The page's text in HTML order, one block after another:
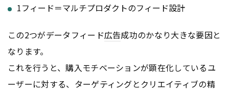
1フィード＝マルチプロダクトのフィード設計
この2つがデータフィード広告成功のかなり大きな要因と
なります。
これを行うと、購入モチベーションが顕在化しているユ
ーザーに対する、ターゲティングとクリエイティブの精